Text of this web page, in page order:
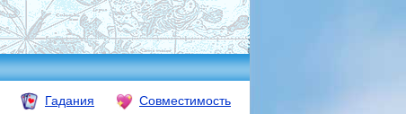
Гадания Совместимость